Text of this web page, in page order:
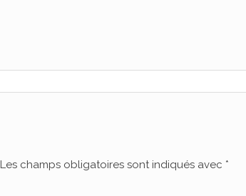
Les champs obligatoires sont indiqués avec *